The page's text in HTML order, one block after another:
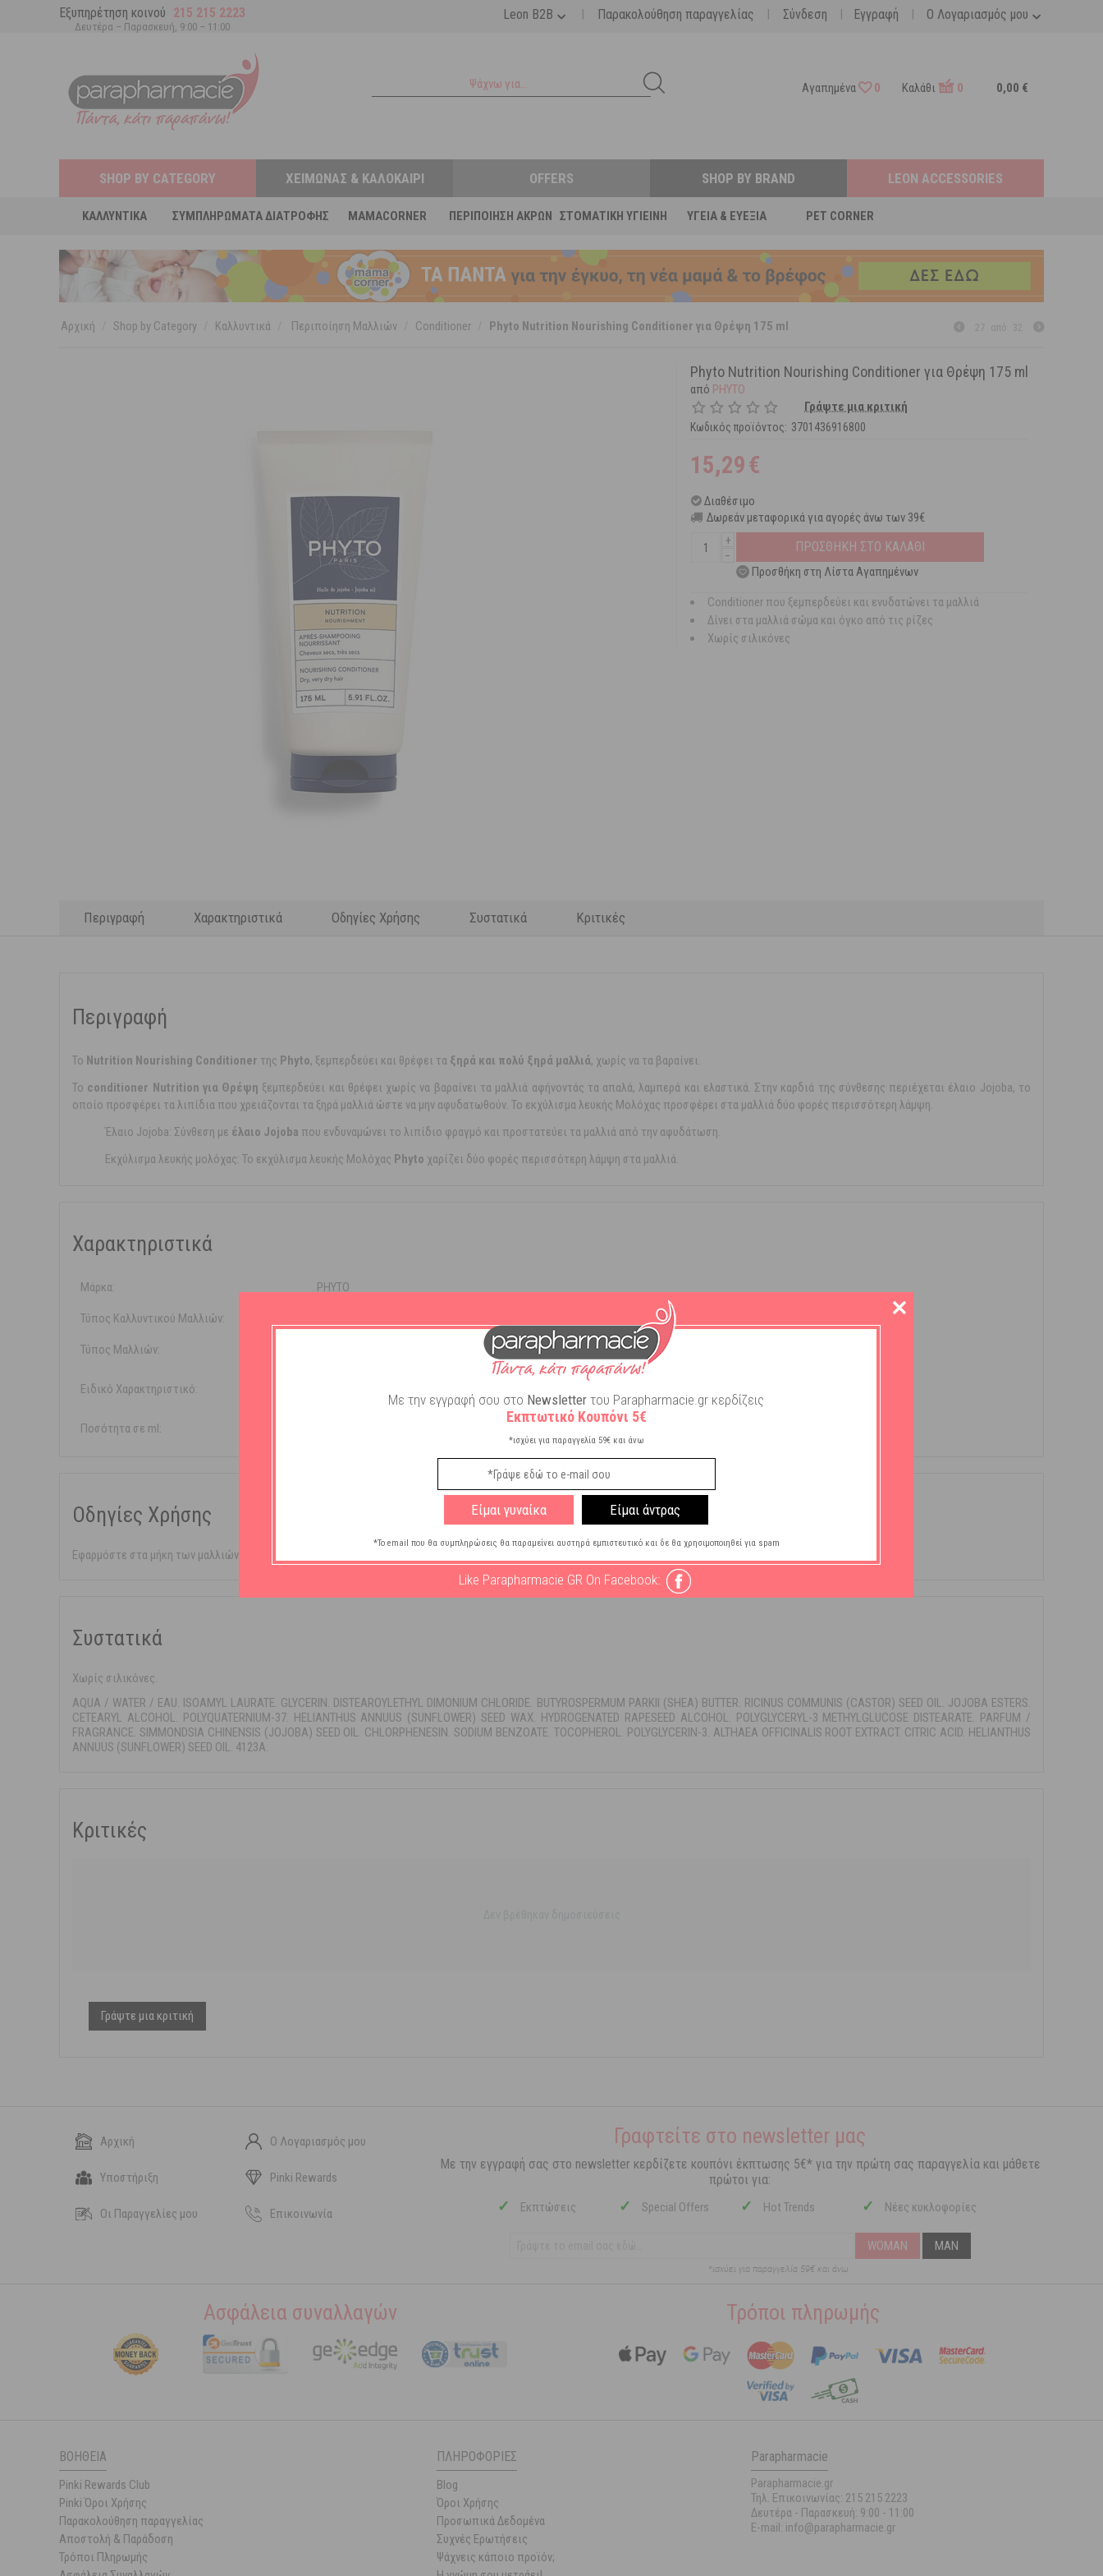
Εξυπηρέτηση κοινού 215 215 2223
Δευτέρα – Παρασκευή, 9:00 – 11:00
Ο Λογαριασμός μου
Leon B2B | Παρακολούθηση παραγγελίας | Σύνδεση | Εγγραφή |
Αγαπημένα 0 Καλάθι 0 0,00 €
SHOP BY CATEGORY
ΚΑΛΛΥΝΤΙΚΆ ΣΥΜΠΛΗΡΏΜΑΤΑ ΔΙΑΤΡΟΦΉΣ MAMACORNER ΠΕΡΙΠΟΊΗΣΗ ΆΚΡΩΝ ΣΤΟΜΑΤΙΚΉ ΥΓΙΕΙΝΉ ΥΓΕΊΑ & ΕΥΕΞΊΑ PET CORNER
ΧΕΙΜΏΝΑΣ & ΚΑΛΟΚΑΊΡΙ OFFERS SHOP BY BRAND LEON ACCESSORIES
Αρχική Shop by Category Καλλυντικά Περιποίηση Μαλλιών Conditioner Phyto Nutrition Nourishing Conditioner για Θρέψη 175 ml
Phyto Nutrition Nourishing Conditioner για Θρέψη 175 ml
από PHYTO
Γράψτε μια κριτική
Κωδικός προϊόντος: 3701436916800
15,29€
Διαθέσιμο
Δωρεάν μεταφορικά για αγορές άνω των 39€
+
−
ΠΡΟΣΘΗΚΗ ΣΤΟ ΚΑΛΑΘΙ
Προσθήκη στη Λίστα Αγαπημένων
Conditioner που ξεμπερδεύει και ενυδατώνει τα μαλλιά
Δίνει στα μαλλιά σώμα και όγκο από τις ρίζες
Χωρίς σιλικόνες
Περιγραφή Χαρακτηριστικά Οδηγίες Χρήσης Συστατικά Κριτικές
Περιγραφή
Το Nutrition Nourishing Conditioner της Phyto, ξεμπερδεύει και θρέφει τα ξηρά και πολύ ξηρά μαλλιά, χωρίς να τα βαραίνει.
Το conditioner Nutrition για Θρέψη ξεμπερδεύει και θρέφει χωρίς να βαραίνει τα μαλλιά αφήνοντάς τα απαλά, λαμπερά και ελαστικά. Στην καρδιά της σύνθεσης περιέχεται έλαιο Jojoba, το
οποίο προσφέρει τα λιπίδια που χρειάζονται τα ξηρά μαλλιά ώστε να μην αφυδατωθούν. Το εκχύλισμα λευκής Μολόχας προσφέρει στα μαλλιά δύο φορές περισσότερη λάμψη.
Έλαιο Jojoba: Σύνθεση με έλαιο Jojoba που ενδυναμώνει το λιπίδιο φραγμό και προστατεύει τα μαλλιά από την αφυδάτωση.
Εκχύλισμα λευκής μολόχας: Το εκχύλισμα λευκής Μολόχας Phyto χαρίζει δύο φορές περισσότερη λάμψη στα μαλλιά.
Χαρακτηριστικά
Μάρκα: PHYTO
Τύπος Καλλυντικού Μαλλιών:
Τύπος Μαλλιών:
Ειδικό Χαρακτηριστικό: Χωρίς Σιλικόνη
Ποσότητα σε ml:
Οδηγίες Χρήσης
Εφαρμόστε στα μήκη των μαλλιών μετά το σαμπουάν, αφήνετε για 1 με 2 λεπτά, και έπειτα ξεπλύνετε.
Συστατικά
Χωρίς σιλικόνες.
AQUA / WATER / EAU. ISOAMYL LAURATE. GLYCERIN. DISTEAROYLETHYL DIMONIUM CHLORIDE. BUTYROSPERMUM PARKII (SHEA) BUTTER. RICINUS COMMUNIS (CASTOR) SEED OIL. JOJOBA ESTERS.
CETEARYL ALCOHOL. POLYQUATERNIUM-37. HELIANTHUS ANNUUS (SUNFLOWER) SEED WAX. HYDROGENATED RAPESEED ALCOHOL. POLYGLYCERYL-3 METHYLGLUCOSE DISTEARATE. PARFUM /
FRAGRANCE. SIMMONDSIA CHINENSIS (JOJOBA) SEED OIL. CHLORPHENESIN. SODIUM BENZOATE. TOCOPHEROL. POLYGLYCERIN-3. ALTHAEA OFFICINALIS ROOT EXTRACT. CITRIC ACID. HELIANTHUS
ANNUUS (SUNFLOWER) SEED OIL. 4123A.
Κριτικές
Γράψτε μια κριτική
Αρχική Ο Λογαριασμός μου
Υποστήριξη Pinki Rewards
Οι Παραγγελίες μου Επικοινωνία
Γραφτείτε στο newsletter μας
Με την εγγραφή σας στο newsletter κερδίζετε κουπόνι έκπτωσης 5€* για την πρώτη σας παραγγελία και μάθετε
πρώτοι για:
✓ Εκπτώσεις ✓ Special Offers ✓ Hot Trends ✓ Νέες κυκλοφορίες
WOMAN MAN
*ισχύει για παραγγελία 59€ και άνω
Ασφάλεια συναλλαγών Τρόποι πληρωμής
ΒΟΉΘΕΙΑ
Pinki Rewards Club
Pinki Όροι Χρήσης
Παρακολούθηση παραγγελίας
Αποστολή & Παράδοση
Τρόποι Πληρωμής
ΠΛΗΡΟΦΟΡΊΕΣ
Blog
Όροι Χρήσης
Προσωπικά Δεδομένα
Συχνές Ερωτήσεις
Ψάχνεις κάποιο προϊόν;
Parapharmacie
Parapharmacie.gr
Τηλ. Επικοινωνίας: 215 215 2223
Δευτέρα - Παρασκευή: 9:00 - 11:00
E-mail: info@parapharmacie.gr
Με την εγγραφή σου στο Newsletter του Parapharmacie.gr κερδίζεις
Εκπτωτικό Κουπόνι 5€
*ισχύει για παραγγελία 59€ και άνω
Είμαι γυναίκα Είμαι άντρας
*Το email που θα συμπληρώσεις θα παραμείνει αυστηρά εμπιστευτικό και δε θα χρησιμοποιηθεί για spam
Like Parapharmacie GR On Facebook: